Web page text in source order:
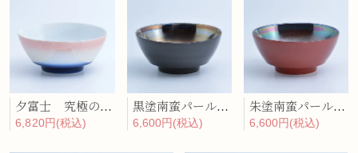
夕富士 究極のラーメン鉢
6,820円(税込)
黒塗南蛮パール 究極のラーメン鉢
6,600円(税込)
朱塗南蛮パール 究極のラーメン鉢
6,600円(税込)